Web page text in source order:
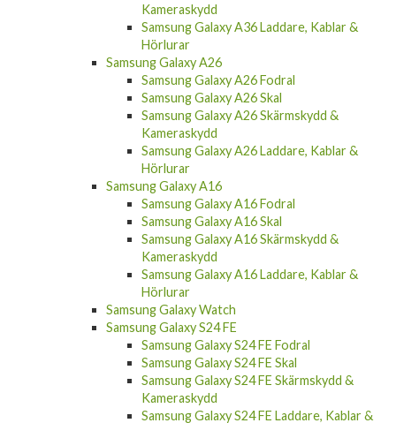
Kameraskydd
Samsung Galaxy A36 Laddare, Kablar &
Hörlurar
Samsung Galaxy A26
Samsung Galaxy A26 Fodral
Samsung Galaxy A26 Skal
Samsung Galaxy A26 Skärmskydd &
Kameraskydd
Samsung Galaxy A26 Laddare, Kablar &
Hörlurar
Samsung Galaxy A16
Samsung Galaxy A16 Fodral
Samsung Galaxy A16 Skal
Samsung Galaxy A16 Skärmskydd &
Kameraskydd
Samsung Galaxy A16 Laddare, Kablar &
Hörlurar
Samsung Galaxy Watch
Samsung Galaxy S24 FE
Samsung Galaxy S24 FE Fodral
Samsung Galaxy S24 FE Skal
Samsung Galaxy S24 FE Skärmskydd &
Kameraskydd
Samsung Galaxy S24 FE Laddare, Kablar &